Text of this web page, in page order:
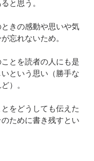
と思う。
きの感動や思いや気
忘れないため。
とを読者の人にも是
という思い（勝手な
）。
をどうしても伝えた
ために書き残すとい